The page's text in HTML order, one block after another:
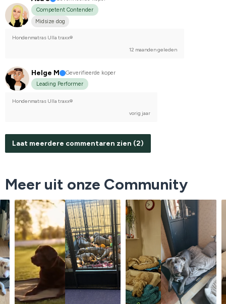
Competent Contender
Midsize dog
Hondenmatras Ulla traxx®
12 maanden geleden
Helge M
Geverifieerde koper
Leading Performer
Hondenmatras Ulla traxx®
vorig jaar
Laat meerdere commentaren zien (2)
Meer uit onze Community